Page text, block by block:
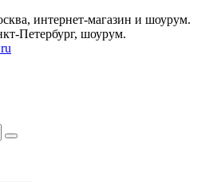
интернет-магазин и шоурум.
Петербург, шоурум.